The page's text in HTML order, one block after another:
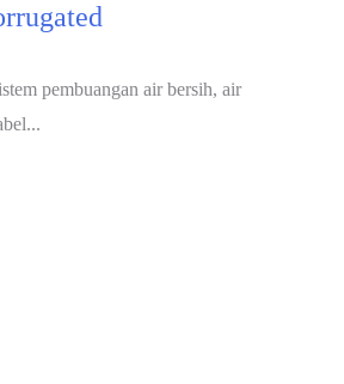
pembuangan air bersih, air